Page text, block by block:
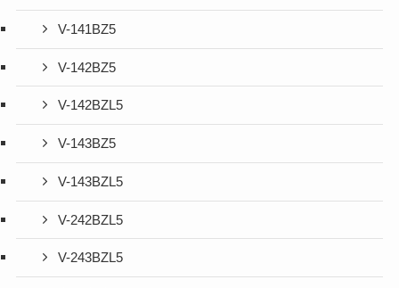
V-141BZ5
V-142BZ5
V-142BZL5
V-143BZ5
V-143BZL5
V-242BZL5
V-243BZL5